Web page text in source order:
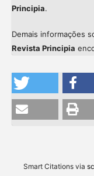
Principia.
Demais informações
Revista Principia
Smart Citations via